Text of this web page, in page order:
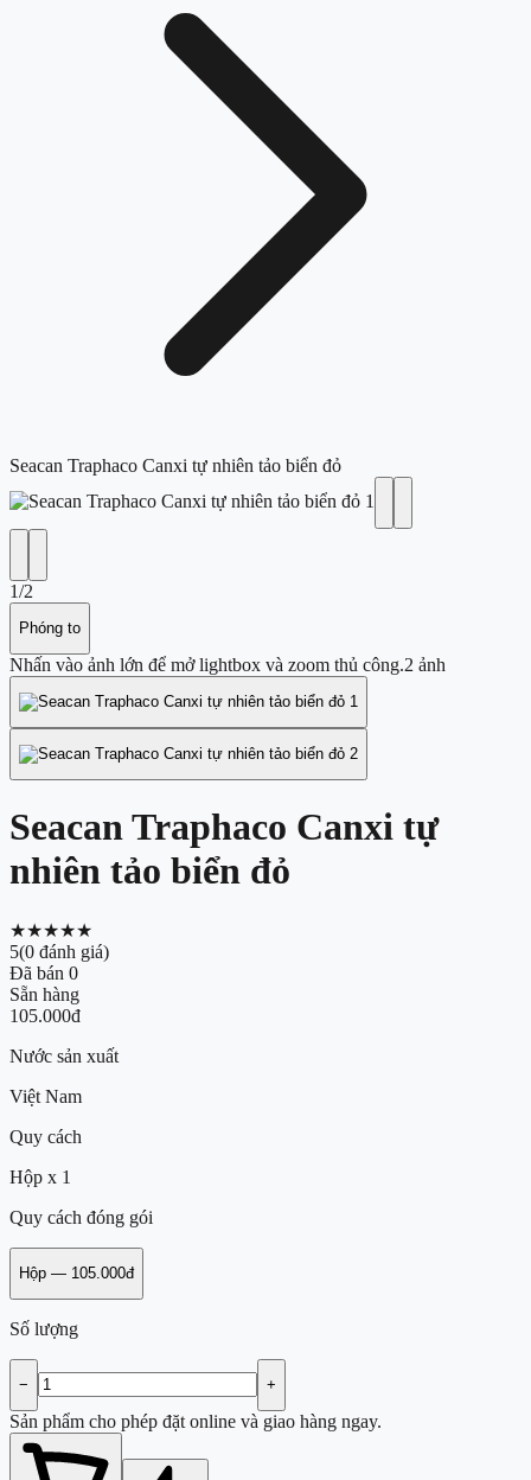
Seacan Traphaco Canxi tự nhiên tảo biển đỏ
1/2
Phóng to
Nhấn vào ảnh lớn để mở lightbox và zoom thủ công.2 ảnh
Seacan Traphaco Canxi tự
nhiên tảo biển đỏ
★★★★★
5(0 đánh giá)
Đã bán 0
Sẵn hàng
105.000đ
Nước sản xuất
Việt Nam
Quy cách
Hộp x 1
Quy cách đóng gói
Hộp — 105.000đ
Số lượng
− +
Sản phẩm cho phép đặt online và giao hàng ngay.